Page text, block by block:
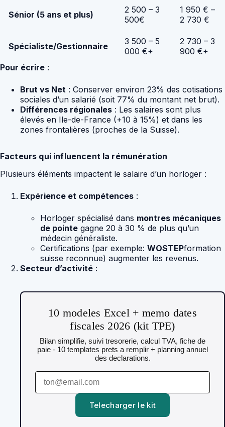
Sénior (5 ans et plus)
2 500 – 3
500€
1 950 € –
2 730 €
Spécialiste/Gestionnaire
3 500 – 5
000 €+
2 730 – 3
900 €+
Pour écrire :
Brut vs Net : Conserver environ 23% des cotisations
sociales d’un salarié (soit 77% du montant net brut).
Différences régionales : Les salaires sont plus
élevés en Ile-de-France (+10 à 15%) et dans les
zones frontalières (proches de la Suisse).
Facteurs qui influencent la rémunération
Plusieurs éléments impactent le salaire d’un horloger :
Expérience et compétences :
Horloger spécialisé dans montres mécaniques
de pointe gagne 20 à 30 % de plus qu’un
médecin généraliste.
Certifications (par exemple: WOSTEPformation
suisse reconnue) augmenter les revenus.
Secteur d’activité :
10 modeles Excel + memo dates
fiscales 2026 (kit TPE)
Bilan simplifie, suivi tresorerie, calcul TVA, fiche de
paie - 10 templates prets a remplir + planning annuel
des declarations.
Telecharger le kit